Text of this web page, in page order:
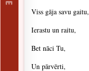
Viss gāja savu gaitu,
Ierastu un raitu,
Bet nāci Tu,
Un pārvērti,